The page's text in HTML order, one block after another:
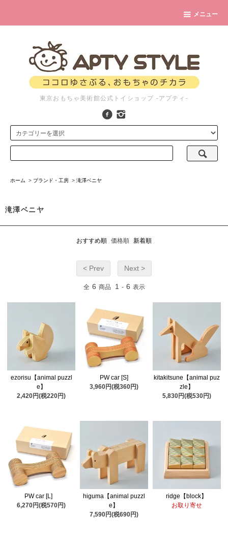
メニュー
東京おもちゃ美術館公式トイショップ -アプティ-
ホーム > ブランド・工房 > 滝澤ベニヤ
滝澤ベニヤ
おすすめ順 価格順 新着順
< Prev Next >
全 6 商品 1 - 6 表示
ezorisu【animal puzzl
e】
2,420円(税220円)
PW car [S]
3,960円(税360円)
kitakitsune【animal puz
zle】
5,830円(税530円)
PW car [L]
6,270円(税570円)
higuma【animal puzzl
e】
7,590円(税690円)
ridge【block】
お取り寄せ